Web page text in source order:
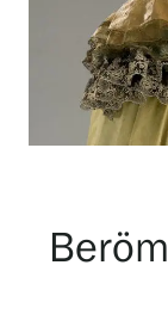
Utställningar
Samlingar